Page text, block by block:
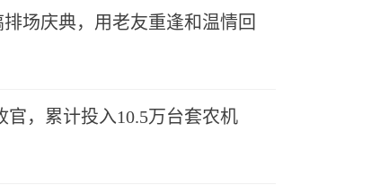
场庆典，用老友重逢和温情回
官，累计投入10.5万台套农机